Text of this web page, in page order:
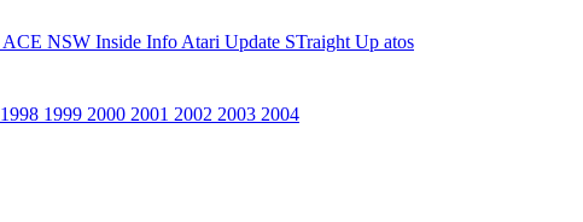
ACE NSW Inside Info Atari Update STraight Up atos
1998 1999 2000 2001 2002 2003 2004